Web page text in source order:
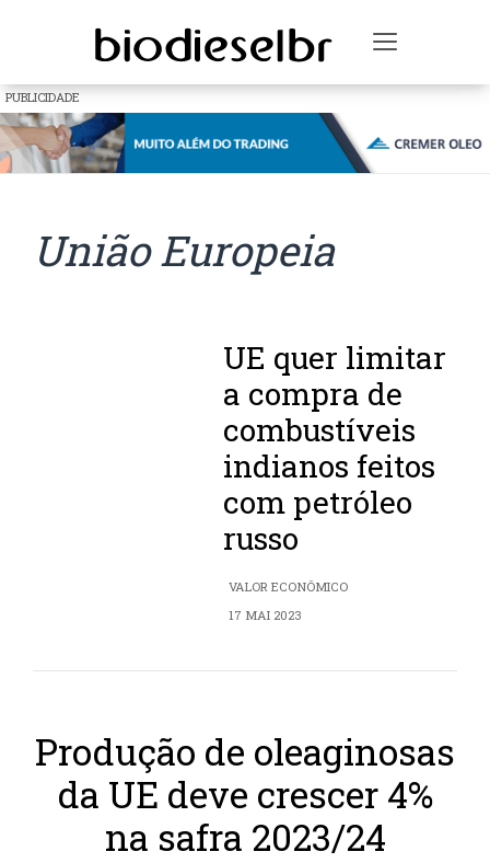
Toggle
PUBLICIDADE
União Europeia
UE quer limitar
a compra de
combustíveis
indianos feitos
com petróleo
russo
VALOR ECONÔMICO
17 MAI 2023
Produção de oleaginosas
da UE deve crescer 4%
na safra 2023/24